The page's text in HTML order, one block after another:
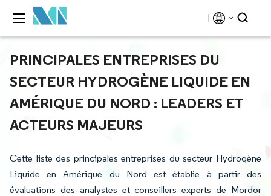
PRINCIPALES ENTREPRISES DU
SECTEUR HYDROGÈNE LIQUIDE EN
AMÉRIQUE DU NORD : LEADERS ET
ACTEURS MAJEURS
Cette liste des principales entreprises du secteur Hydrogène
Liquide en Amérique du Nord est établie à partir des
évaluations des analystes et conseillers experts de Mordor